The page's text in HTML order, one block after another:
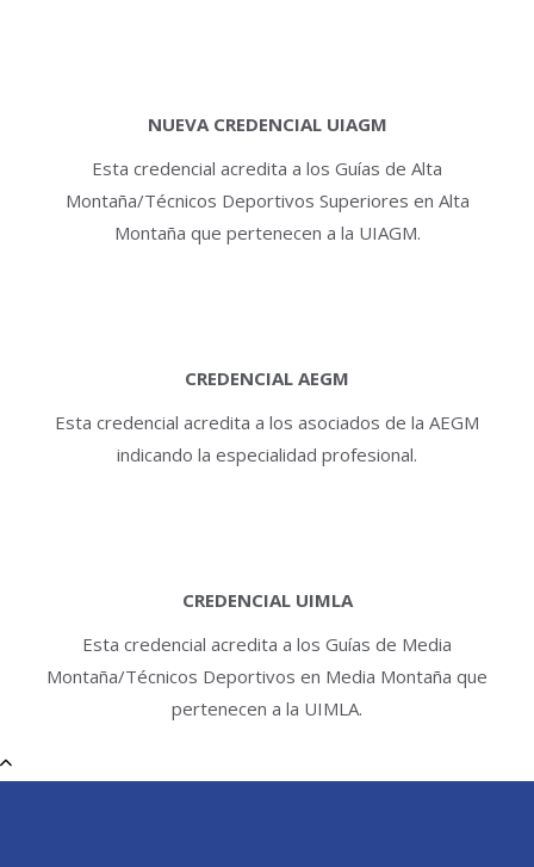
NUEVA CREDENCIAL UIAGM
Esta credencial acredita a los Guías de Alta
Montaña/Técnicos Deportivos Superiores en Alta
Montaña que pertenecen a la UIAGM.
CREDENCIAL AEGM
Esta credencial acredita a los asociados de la AEGM
indicando la especialidad profesional.
CREDENCIAL UIMLA
Esta credencial acredita a los Guías de Media
Montaña/Técnicos Deportivos en Media Montaña que
pertenecen a la UIMLA.